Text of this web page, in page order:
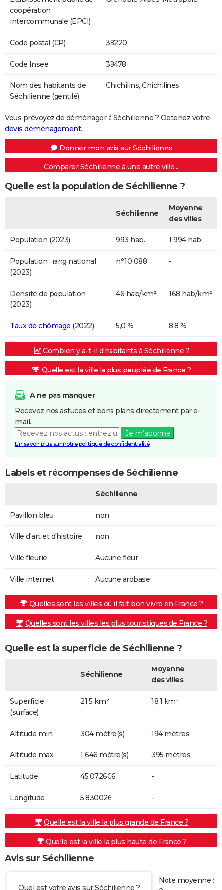
coopération
intercommunale (EPCI)
Code postal (CP) 38220
Code Insee 38478
Nom des habitants de
Séchilienne (gentilé)
Chichilins, Chichilines
Vous prévoyez de déménager à Séchilienne ? Obtenez votre
devis déménagement.
Donner mon avis sur Séchilienne
Comparer Séchilienne à une autre ville...
Quelle est la population de Séchilienne ?
Séchilienne
Moyenne
des villes
Population (2023) 993 hab. 1 994 hab.
Population : rang national
(2023)
n°10 088 -
Densité de population
(2023)
46 hab/km² 168 hab/km²
Taux de chômage (2022) 5,0 % 8,8 %
Combien y a-t-il d'habitants à Séchilienne ?
Quelle est la ville la plus peuplée de France ?
A ne pas manquer
Recevez nos astuces et bons plans directement par e-
mail.
Je m'abonne
En savoir plus sur notre politique de confidentialité
Labels et récompenses de Séchilienne
Séchilienne
Pavillon bleu non
Ville d'art et d'histoire non
Ville fleurie Aucune fleur
Ville internet Aucune arobase
Quelles sont les villes où il fait bon vivre en France ?
Quelles sont les villes les plus touristiques de France ?
Quelle est la superficie de Séchilienne ?
Séchilienne
Moyenne
des villes
Superficie
(surface)
21,5 km² 18,1 km²
Altitude min. 304 mètre(s) 194 mètres
Altitude max. 1 646 mètre(s) 395 mètres
Latitude 45.072606 -
Longitude 5.830026 -
Quelle est la ville la plus grande de France ?
Quelle est la ville la plus haute de France ?
Avis sur Séchilienne
Quel est votre avis sur Séchilienne ?
Note moyenne :